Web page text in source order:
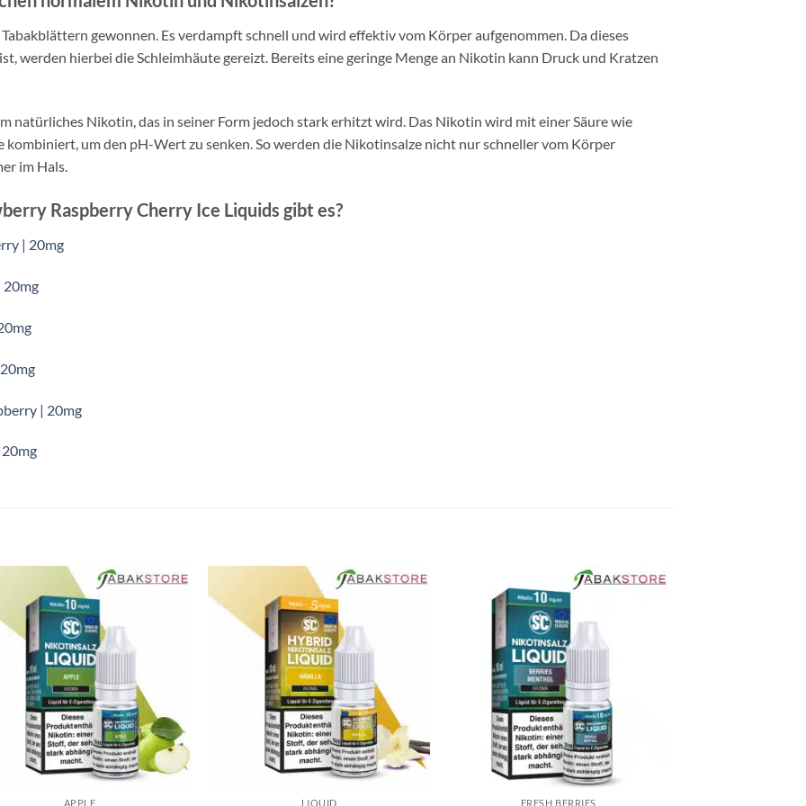
gewonnen. Es verdampft schnell und wird effektiv vom Körper aufgenommen. Da dieses
werden hierbei die Schleimhäute gereizt. Bereits eine geringe Menge an Nikotin kann Druck und Kratzen
natürliches Nikotin, das in seiner Form jedoch stark erhitzt wird. Das Nikotin wird mit einer Säure wie
kombiniert, um den pH-Wert zu senken. So werden die Nikotinsalze nicht nur schneller vom Körper
im Hals.
Raspberry Cherry Ice Liquids gibt es?
| 20mg
20mg
| 20mg
APPLE LIQUID FRESH BERRIES